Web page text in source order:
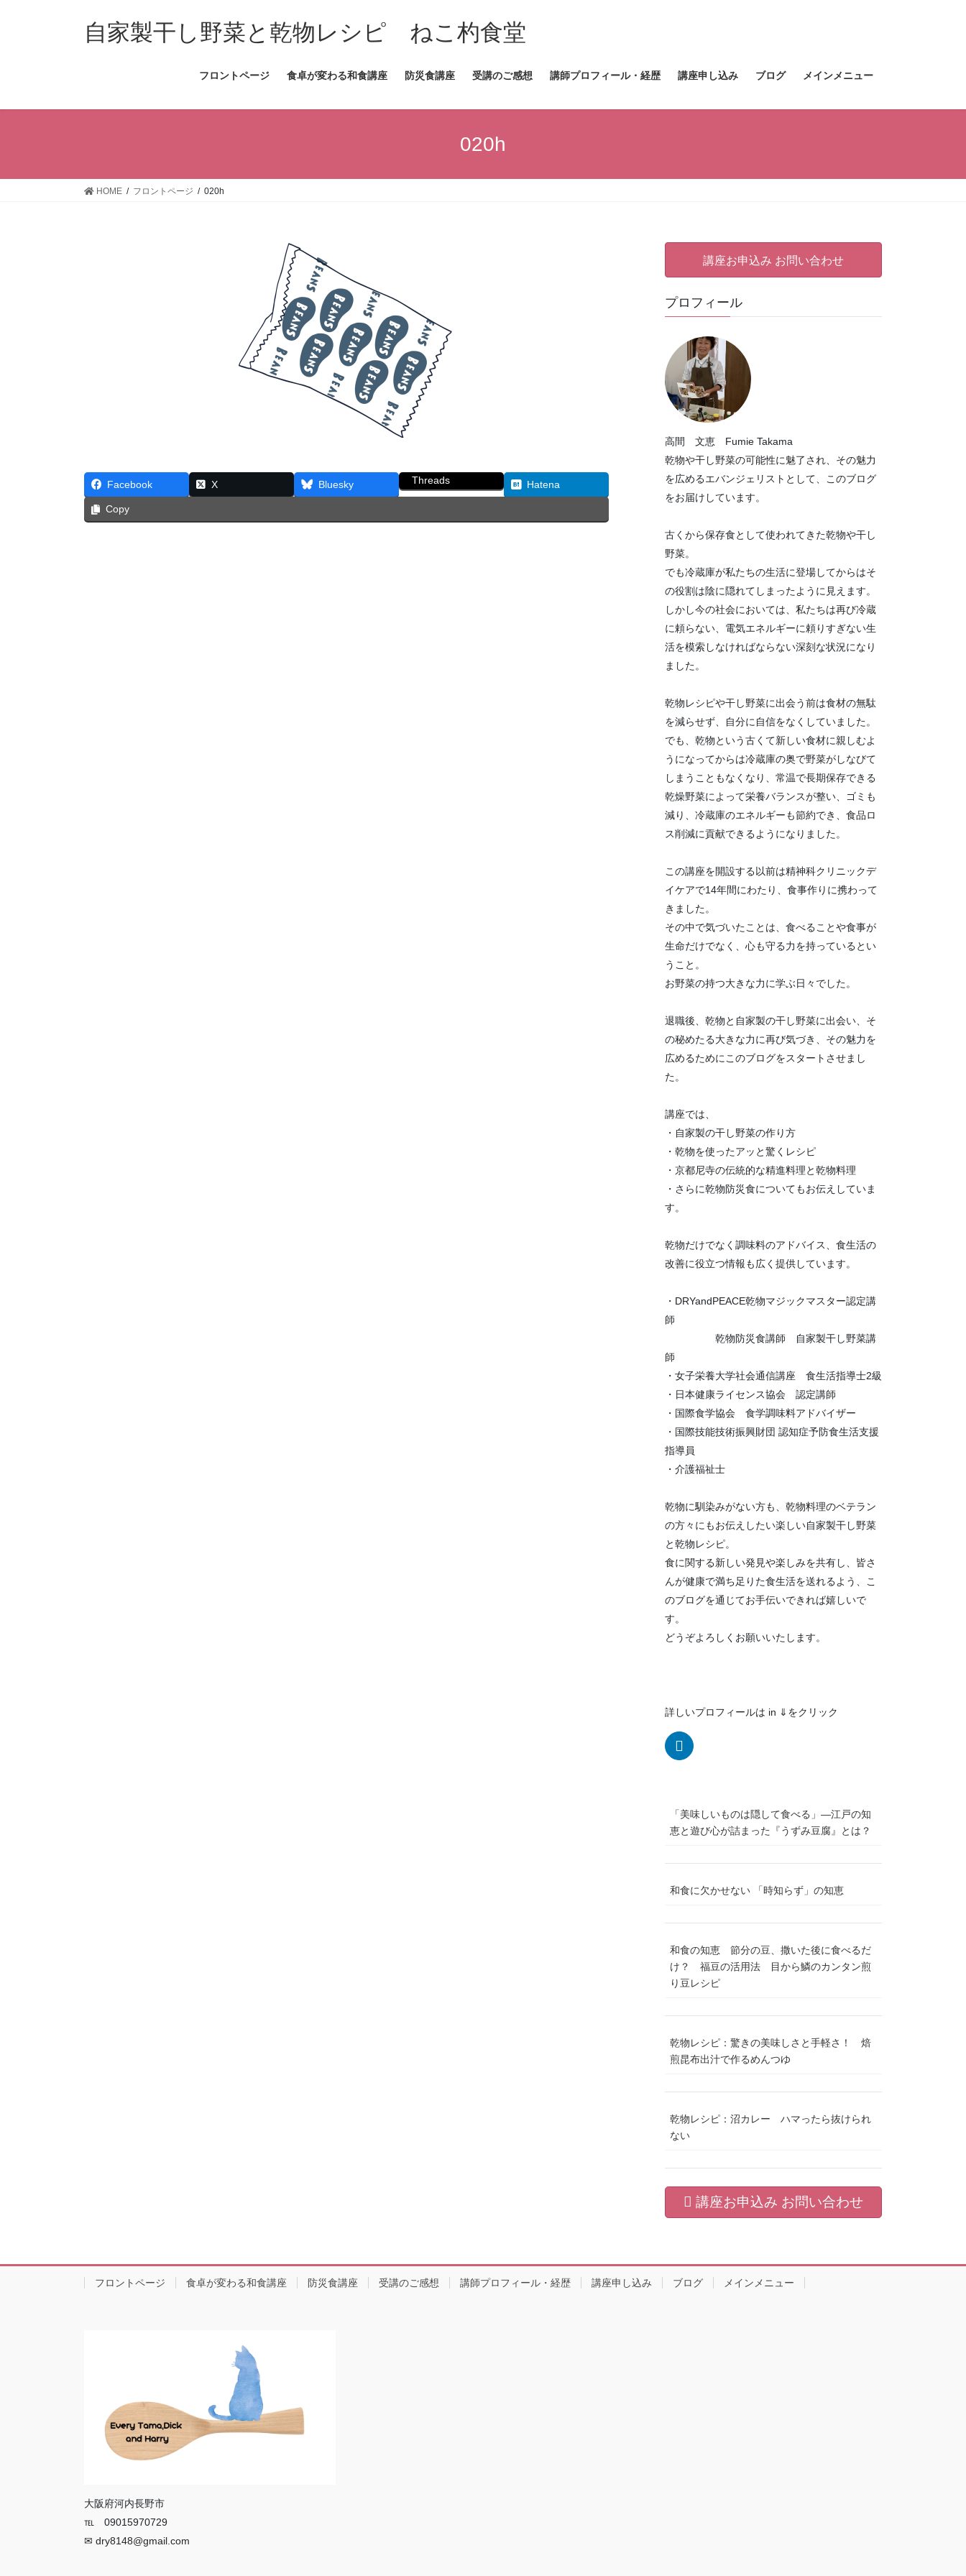
ス
ン
自家製干し野菜と乾物レシピ ねこ杓食堂
フロントページ 食卓が変わる和食講座 防災食講座 受講のご感想 講師プロフィール・経歴 講座申し込み ブログ メインメニュー
020h
HOME フロントページ 020h
Facebook X Bluesky Threads Hatena
Copy
講座お申込み お問い合わせ
プロフィール
高間 文恵 Fumie Takama
乾物や干し野菜の可能性に魅了され、その魅力
を広めるエバンジェリストとして、このブログ
をお届けしています。
古くから保存食として使われてきた乾物や干し
野菜。
でも冷蔵庫が私たちの生活に登場してからはそ
の役割は陰に隠れてしまったように見えます。
しかし今の社会においては、私たちは再び冷蔵
に頼らない、電気エネルギーに頼りすぎない生
活を模索しなければならない深刻な状況になり
ました。
乾物レシピや干し野菜に出会う前は食材の無駄
を減らせず、自分に自信をなくしていました。
でも、乾物という古くて新しい食材に親しむよ
うになってからは冷蔵庫の奥で野菜がしなびて
しまうこともなくなり、常温で長期保存できる
乾燥野菜によって栄養バランスが整い、ゴミも
減り、冷蔵庫のエネルギーも節約でき、食品ロ
ス削減に貢献できるようになりました。
この講座を開設する以前は精神科クリニックデ
イケアで14年間にわたり、食事作りに携わって
きました。
その中で気づいたことは、食べることや食事が
生命だけでなく、心も守る力を持っているとい
うこと。
お野菜の持つ大きな力に学ぶ日々でした。
退職後、乾物と自家製の干し野菜に出会い、そ
の秘めたる大きな力に再び気づき、その魅力を
広めるためにこのブログをスタートさせまし
た。
講座では、
・自家製の干し野菜の作り方
・乾物を使ったアッと驚くレシピ
・京都尼寺の伝統的な精進料理と乾物料理
・さらに乾物防災食についてもお伝えしていま
す。
乾物だけでなく調味料のアドバイス、食生活の
改善に役立つ情報も広く提供しています。
・DRYandPEACE乾物マジックマスター認定講
師
乾物防災食講師 自家製干し野菜講
師
・女子栄養大学社会通信講座 食生活指導士2級
・日本健康ライセンス協会 認定講師
・国際食学協会 食学調味料アドバイザー
・国際技能技術振興財団 認知症予防食生活支援
指導員
・介護福祉士
乾物に馴染みがない方も、乾物料理のベテラン
の方々にもお伝えしたい楽しい自家製干し野菜
と乾物レシピ。
食に関する新しい発見や楽しみを共有し、皆さ
んが健康で満ち足りた食生活を送れるよう、こ
のブログを通じてお手伝いできれば嬉しいで
す。
どうぞよろしくお願いいたします。
詳しいプロフィールは in ⇓をクリック
「美味しいものは隠して食べる」―江戸の知
恵と遊び心が詰まった『うずみ豆腐』とは？
和食に欠かせない 「時知らず」の知恵
和食の知恵 節分の豆、撒いた後に食べるだ
け？ 福豆の活用法 目から鱗のカンタン煎
り豆レシピ
乾物レシピ：驚きの美味しさと手軽さ！ 焙
煎昆布出汁で作るめんつゆ
乾物レシピ：沼カレー ハマったら抜けられ
ない
講座お申込み お問い合わせ
フロントページ 食卓が変わる和食講座 防災食講座 受講のご感想 講師プロフィール・経歴 講座申し込み ブログ メインメニュー
大阪府河内長野市
℡ 09015970729
✉ dry8148@gmail.com